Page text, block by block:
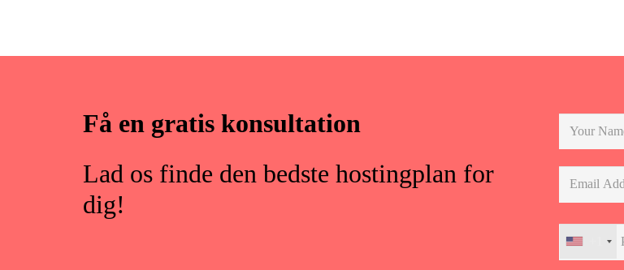
Få en gratis konsultation
Lad os finde den bedste hostingplan for
dig!